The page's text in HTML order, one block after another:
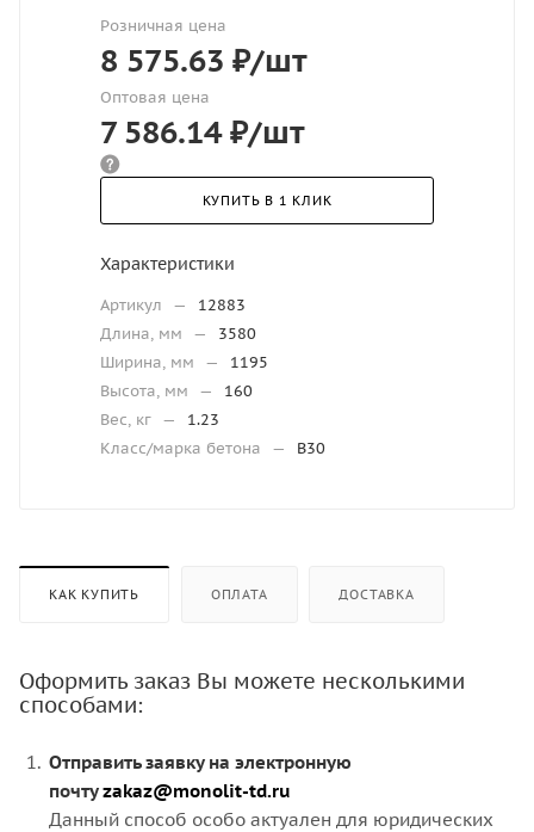
Розничная цена
8 575.63 ₽/шт
Оптовая цена
7 586.14₽/шт
КУПИТЬ В 1 КЛИК
Характеристики
Артикул —
12883
Длина, мм
—
3580
Ширина, мм
—
1195
Высота, мм
—
160
Вес, кг —
1.23
Класс/марка бетона
— В30
КАК КУПИТЬ ОПЛАТА ДОСТАВКА
Оформить заказ Вы можете несколькими
способами:
Отправить заявку на электронную
почтуzakaz@monolit-td.ru
Данный способ особо актуален для юридических